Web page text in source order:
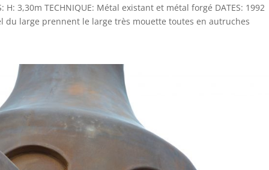
H: 3,30m TECHNIQUE: Métal existant et métal forgé DATES: 1992
du large prennent le large très mouette toutes en autruches